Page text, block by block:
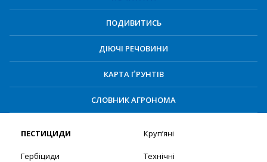
ПОДИВИТИСЬ
ДІЮЧІ РЕЧОВИНИ
КАРТА ҐРУНТІВ
СЛОВНИК АГРОНОМА
ПЕСТИЦИДИ
Гербіциди
Круп’яні
Технічні